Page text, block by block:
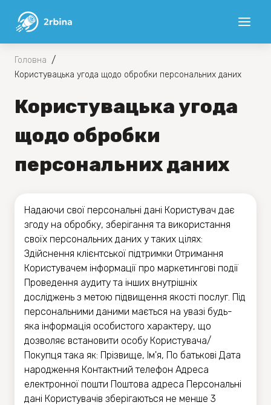
Головна /
Користувацька угода щодо обробки персональних даних
Користувацька угода
щодо обробки
персональних даних
Надаючи свої персональні дані Користувач дає
згоду на обробку, зберігання та використання
своїх персональних даних у таких цілях:
Здійснення клієнтської підтримки Отримання
Користувачем інформації про маркетингові події
Проведення аудиту та інших внутрішніх
досліджень з метою підвищення якості послуг. Під
персональними даними мається на увазі будь-
яка інформація особистого характеру, що
дозволяє встановити особу Користувача/
Покупця така як: Прізвище, Ім'я, По батькові Дата
народження Контактний телефон Адреса
електронної пошти Поштова адреса Персональні
дані Користувачів зберігаються не менше 3